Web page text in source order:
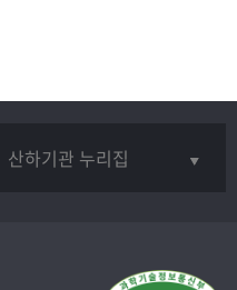
산하기관 누리집